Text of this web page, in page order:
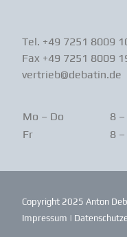
Tel. +49 7251 8009
Fax +49 7251 8009
vertrieb@debatin.de
Mo – Do
8
Fr
8
Copyright 2025 Anton
Impressum |